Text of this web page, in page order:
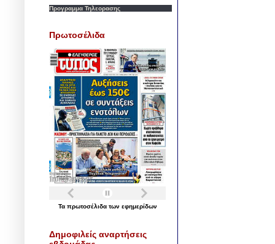
Προγραμμα Τηλεορασης
Πρωτοσέλιδα
Τα πρωτοσέλιδα των εφημερίδων
Δημοφιλείς αναρτήσεις